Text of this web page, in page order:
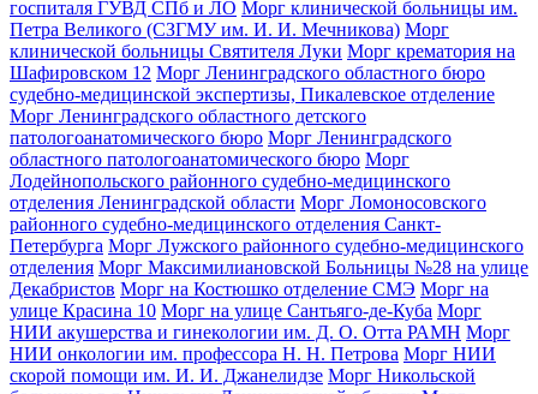
госпиталя ГУВД СПб и ЛО Морг клинической больницы им.
Петра Великого (СЗГМУ им. И. И. Мечникова) Морг
клинической больницы Святителя Луки Морг крематория на
Шафировском 12 Морг Ленинградского областного бюро
судебно-медицинской экспертизы, Пикалевское отделение
Морг Ленинградского областного детского
патологоанатомического бюро Морг Ленинградского
областного патологоанатомического бюро Морг
Лодейнопольского районного судебно-медицинского
отделения Ленинградской области Морг Ломоносовского
районного судебно-медицинского отделения Санкт-
Петербурга Морг Лужского районного судебно-медицинского
отделения Морг Максимилиановской Больницы №28 на улице
Декабристов Морг на Костюшко отделение СМЭ Морг на
улице Красина 10 Морг на улице Сантьяго-де-Куба Морг
НИИ акушерства и гинекологии им. Д. О. Отта РАМН Морг
НИИ онкологии им. профессора Н. Н. Петрова Морг НИИ
скорой помощи им. И. И. Джанелидзе Морг Никольской